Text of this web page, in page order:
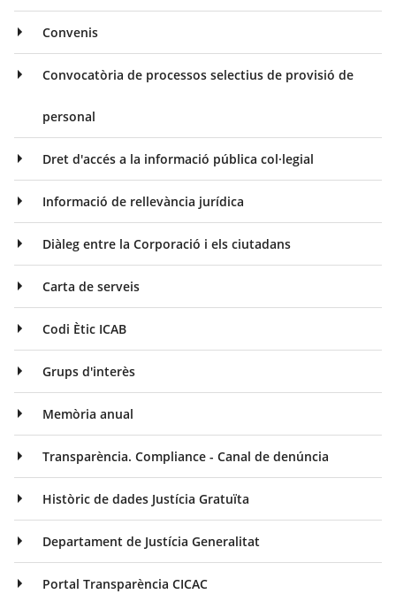
Convenis
Convocatòria de processos selectius de provisió de
personal
Dret d'accés a la informació pública col·legial
Informació de rellevància jurídica
Diàleg entre la Corporació i els ciutadans
Carta de serveis
Codi Ètic ICAB
Grups d'interès
Memòria anual
Transparència. Compliance - Canal de denúncia
Històric de dades Justícia Gratuïta
Departament de Justícia Generalitat
Portal Transparència CICAC